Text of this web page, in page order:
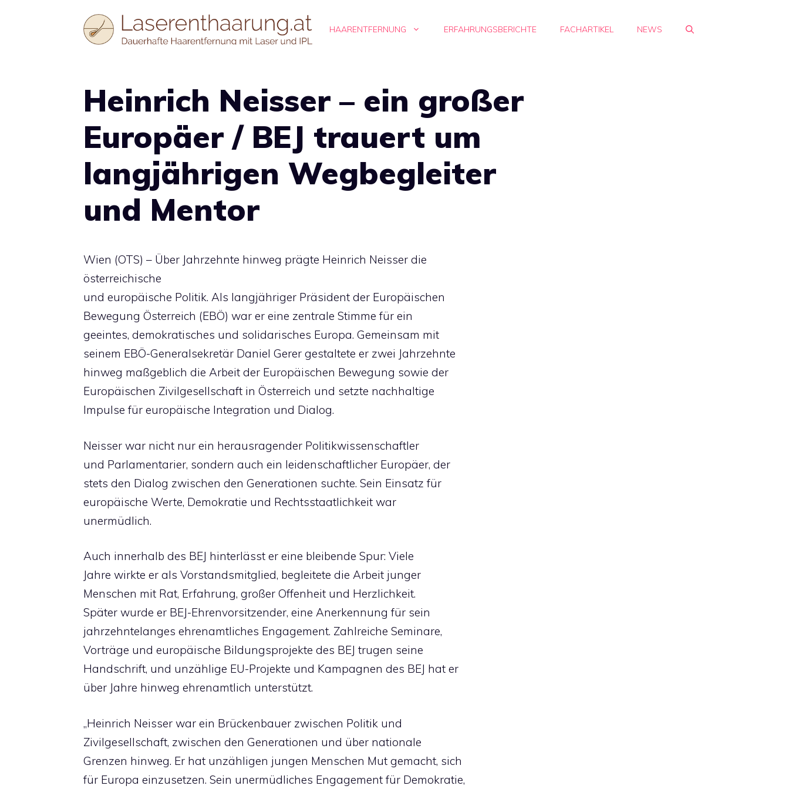
HAARENTFERNUNG ERFAHRUNGSBERICHTE FACHARTIKEL NEWS
Heinrich Neisser – ein großer
Europäer / BEJ trauert um
langjährigen Wegbegleiter
und Mentor
Wien (OTS) – Über Jahrzehnte hinweg prägte Heinrich Neisser die
österreichische
und europäische Politik. Als langjähriger Präsident der Europäischen
Bewegung Österreich (EBÖ) war er eine zentrale Stimme für ein
geeintes, demokratisches und solidarisches Europa. Gemeinsam mit
seinem EBÖ-Generalsekretär Daniel Gerer gestaltete er zwei Jahrzehnte
hinweg maßgeblich die Arbeit der Europäischen Bewegung sowie der
Europäischen Zivilgesellschaft in Österreich und setzte nachhaltige
Impulse für europäische Integration und Dialog.
Neisser war nicht nur ein herausragender Politikwissenschaftler
und Parlamentarier, sondern auch ein leidenschaftlicher Europäer, der
stets den Dialog zwischen den Generationen suchte. Sein Einsatz für
europäische Werte, Demokratie und Rechtsstaatlichkeit war
unermüdlich.
Auch innerhalb des BEJ hinterlässt er eine bleibende Spur: Viele
Jahre wirkte er als Vorstandsmitglied, begleitete die Arbeit junger
Menschen mit Rat, Erfahrung, großer Offenheit und Herzlichkeit.
Später wurde er BEJ-Ehrenvorsitzender, eine Anerkennung für sein
jahrzehntelanges ehrenamtliches Engagement. Zahlreiche Seminare,
Vorträge und europäische Bildungsprojekte des BEJ trugen seine
Handschrift, und unzählige EU-Projekte und Kampagnen des BEJ hat er
über Jahre hinweg ehrenamtlich unterstützt.
„Heinrich Neisser war ein Brückenbauer zwischen Politik und
Zivilgesellschaft, zwischen den Generationen und über nationale
Grenzen hinweg. Er hat unzähligen jungen Menschen Mut gemacht, sich
für Europa einzusetzen. Sein unermüdliches Engagement für Demokratie,